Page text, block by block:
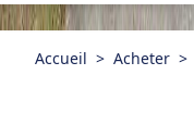
Accueil > Acheter >